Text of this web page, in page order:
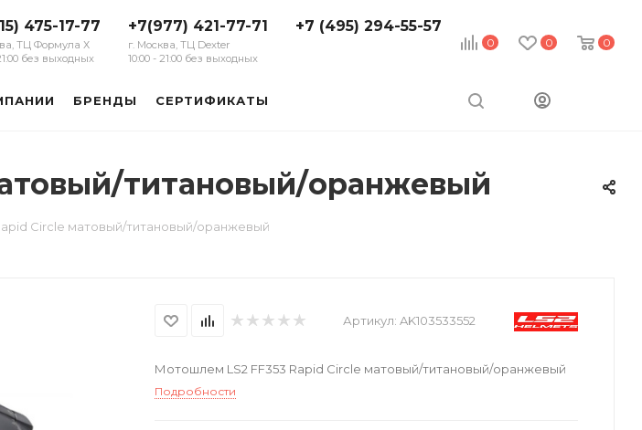
0 0 0
475-17-77
ТЦ Формула Х
без выходных
+7(977) 421-77-71
г. Москва, ТЦ Dexter
10:00 - 21:00 без выходных
+7 (495) 294-55-57
БРЕНДЫ СЕРТИФИКАТЫ
титановый/оранжевый
Circle матовый/титановый/оранжевый
Артикул: AK103533552
Мотошлем LS2 FF353 Rapid Circle матовый/титановый/оранжевый
Подробности